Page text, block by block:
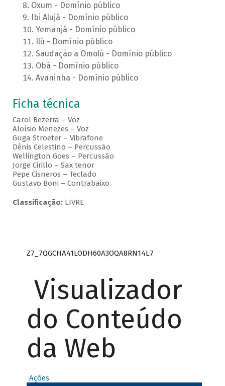
Oxum - Domínio público
Ibi Alujá - Domínio público
Yemanjá - Domínio público
Ilú - Domínio público
Saudação a Omolú - Domínio público
Obá - Domínio público
Avaninha - Domínio público
Ficha técnica
Carol Bezerra – Voz
Aloísio Menezes – Voz
Guga Stroeter – Vibrafone
Dênis Celestino – Percussão
Wellington Goes – Percussão
Jorge Cirillo – Sax tenor
Pepe Cisneros – Teclado
Gustavo Boni – Contrabaixo
Classificação:LIVRE
Z7_7QGCHA41LODH60A3OQA8RN14L7
Visualizador
do Conteúdo
da Web
Ações